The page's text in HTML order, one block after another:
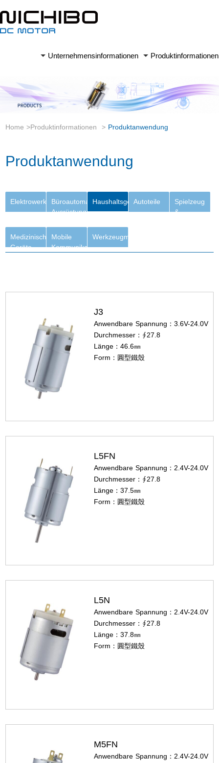
Unternehmensinformationen Produktinformationen
Home >Produktinformationen > Produktanwendung
Produktanwendung
ElektrowerkzeugeBüroautomation
Ausrüstungen
HaushaltsgeräteAutoteile
Spielzeug
&
Medizinische
Geräte
Mobile
Kommunikation
Werkzeugmaschine
J3
Anwendbare Spannung：3.6V-24.0V
Durchmesser：∮27.8
Länge：46.6㎜
Form：圓型鐵殼
L5FN
Anwendbare Spannung：2.4V-24.0V
Durchmesser：∮27.8
Länge：37.5㎜
Form：圓型鐵殼
L5N
Anwendbare Spannung：2.4V-24.0V
Durchmesser：∮27.8
Länge：37.8㎜
Form：圓型鐵殼
M5FN
Anwendbare Spannung：2.4V-24.0V